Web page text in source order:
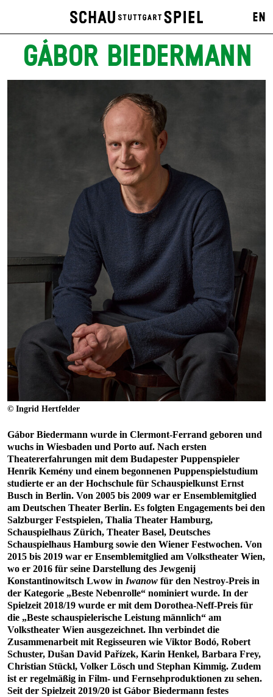
EN
GÁBOR BIEDERMANN
© Ingrid Hertfelder
Gábor Biedermann wurde in Clermont-Ferrand geboren und
wuchs in Wiesbaden und Porto auf. Nach ersten
Theatererfahrungen mit dem Budapester Puppenspieler
Henrik Kemény und einem begonnenen Puppenspielstudium
studierte er an der Hochschule für Schauspielkunst Ernst
Busch in Berlin. Von 2005 bis 2009 war er Ensemblemitglied
am Deutschen Theater Berlin. Es folgten Engagements bei den
Salzburger Festspielen, Thalia Theater Hamburg,
Schauspielhaus Zürich, Theater Basel, Deutsches
Schauspielhaus Hamburg sowie den Wiener Festwochen. Von
2015 bis 2019 war er Ensemblemitglied am Volkstheater Wien,
wo er 2016 für seine Darstellung des Jewgenij
Konstantinowitsch Lwow in Iwanow für den Nestroy-Preis in
der Kategorie „Beste Nebenrolle“ nominiert wurde. In der
Spielzeit 2018/19 wurde er mit dem Dorothea-Neff-Preis für
die „Beste schauspielerische Leistung männlich“ am
Volkstheater Wien ausgezeichnet. Ihn verbindet die
Zusammenarbeit mit Regisseuren wie Viktor Bodó, Robert
Schuster, Dušan David Pařízek, Karin Henkel, Barbara Frey,
Christian Stückl, Volker Lösch und Stephan Kimmig. Zudem
ist er regelmäßig in Film- und Fernsehproduktionen zu sehen.
Seit der Spielzeit 2019/20 ist Gábor Biedermann festes